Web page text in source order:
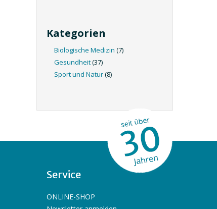
Kategorien
Biologische Medizin (7)
Gesundheit(37)
Sport und Natur(8)
Service
ONLINE-SHOP